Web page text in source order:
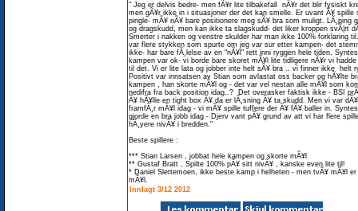
" Jeg er delvis bedre- men fÃ¥r lite tilbakefall nÃ¥r det blir fysiskt
men gÃ¥r ikke in i situasjoner der det kan smelle. Er uvant Ã¥ spille
pingle- mÃ¥ nÃ¥ bare positionere meg sÃ¥ bra som muligt. LÃ¸ping
og dragskudd, men kan ikke ta slagskudd- det liker kroppen svÃ¦rt
Smerter i nakken og venstre skulder har man ikke 100% forklaring
var flere stykken som spurte om jeg var sur etter kampen- det
ikke- har bare fÃ¸lelse av en "nÃ¥l" rett inni ryggen hele tiden. Syntes
kampen var ok- vi borde bare skoret mÃ¥l lite tidligere nÃ¥r vi
til det. Vi er lite lata og jobber inte helt sÃ¥ bra .. vi finner ikke helt
Positivt var innsatsen av Stian som avlastat oss backer og hÃ¥lte
kampen , han skorte mÃ¥l og - det var vel nestan alle mÃ¥l som
nedifra fra back position idag..? Det overasker faktisk ikke - BSI
Ã¥ hÃ¥lle en tight box Ã¥ da er lÃ¸sning Ã¥ ta skudd. Men vi var
framfÃ¸r mÃ¥l idag - vi mÃ¥ spille tuffere der Ã¥ fÃ¥ baller in.
gjorde en bra jobb idag - Djerv vant pÃ¥ grund av att vi har flere
hÃ¸yere nivÃ¥ i bredden."
Beste spillere :
*** Stian Larsen , jobbat hele kampen og skorte mÃ¥l
** Gustaf Bratt , Spilte 100% pÃ¥ sitt nivÃ¥ , kanske even lite til!
* Daniel Slettemoen, ikke beste kamp i helheten - men tvÃ¥ mÃ¥l er
mÃ¥l.
Innlagt 3/12 2012